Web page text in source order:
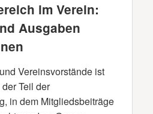
im Verein:
Ausgaben
Vereinsvorstände ist
Teil der
in dem Mitgliedsbeiträge